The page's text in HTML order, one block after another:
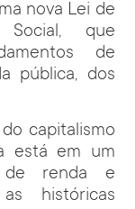
nova Lei de
Social, que
de
pública, dos
capitalismo
está em um
de renda e
históricas